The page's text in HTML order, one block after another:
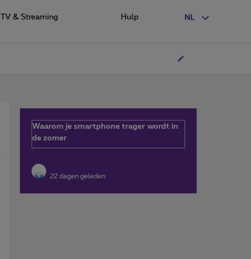
NL
TV & Streaming Hulp
Waarom je smartphone trager wordt in
de zomer
22 dagen geleden